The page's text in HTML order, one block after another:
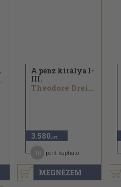
MEGNÉZEM
A pénz királya I-
III.
Theodore Dreiser
3.580 ,-Ft
pont kapható